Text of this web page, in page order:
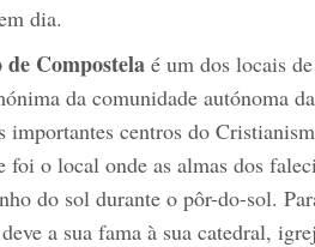
dia.
Compostela é um dos locais
da comunidade autónoma
importantes centros do
foi o local onde as almas dos
do sol durante o pôr-do-sol.
a sua fama à sua catedral,